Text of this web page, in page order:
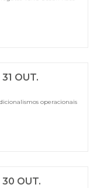
OUT.
operacionais
30 OUT.